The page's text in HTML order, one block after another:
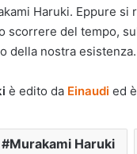
Haruki. Eppure si
del tempo,
della nostra esistenza.
è edito da Einaudi ed
Murakami Haruki